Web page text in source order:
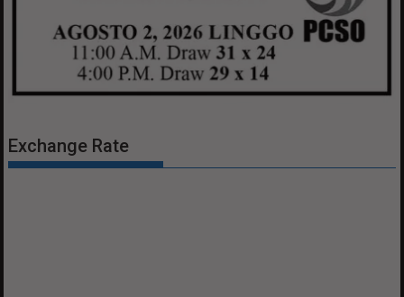
Exchange Rate